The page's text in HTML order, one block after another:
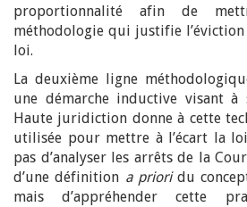
proportionnalité afin de
méthodologie qui justifie
loi.
La deuxième ligne
une démarche inductive visant
Haute juridiction donne à cette
utilisée pour mettre à l’écart la
pas d’analyser les arrêts de la
d’une définition a prioridu
mais d’appréhender cette